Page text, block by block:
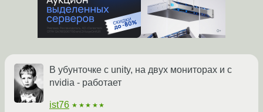
В убунточке с unity, на двух мониторах и с
nvidia - работает
ist76 ★★★★★